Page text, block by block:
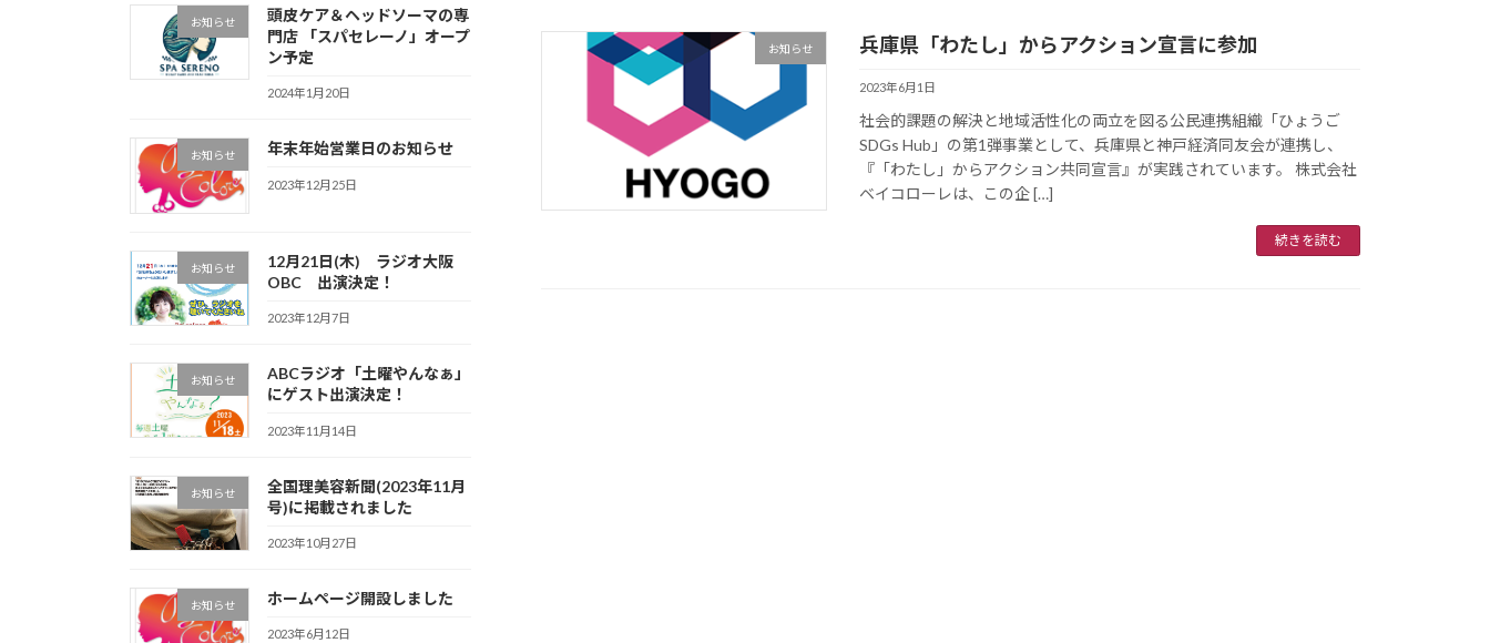
お知らせ 兵庫県「わたし」からアクション宣言に参加
2023年6月1日
社会的課題の解決と地域活性化の両立を図る公民連携組織「ひょうご
SDGs Hub」の第1弾事業として、兵庫県と神戸経済同友会が連携し、
『「わたし」からアクション共同宣言』が実践されています。 株式会社
ベイコローレは、この企 […]
続きを読む
お知らせ
頭皮ケア＆ヘッドソーマの専
門店 「スパセレーノ」オープ
ン予定
2024年1月20日
お知らせ 年末年始営業日のお知らせ
2023年12月25日
お知らせ
12月21日(木) ラジオ大阪
OBC 出演決定！
2023年12月7日
お知らせ
ABCラジオ「土曜やんなぁ」
にゲスト出演決定！
2023年11月14日
お知らせ
全国理美容新聞(2023年11月
号)に掲載されました
2023年10月27日
お知らせ ホームページ開設しました
2023年6月12日